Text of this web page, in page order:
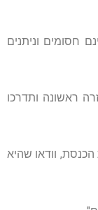
חסומים וניתנים
ראשונה ותדרכו
וודאו שהיא